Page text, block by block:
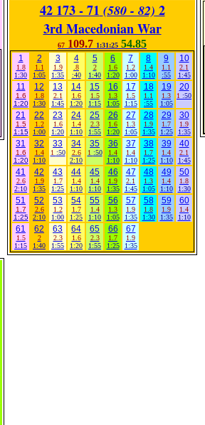
42 173 - 71 (580 - 82) 2
3rd Macedonian War
67 109.7 1:31:25 54.85
1
1.8
1:30
2
1.1
1:05
3
1.9
1:35
4
.8
:40
5
2
1:40
6
1.6
1:20
7
1.2
1:00
8
1.4
1:10
9
1.1
:55
10
2.1
1:45
11
1.6
1:20
12
1.8
1:30
13
2.1
1:45
14
1.6
1:20
15
1.5
1:15
16
1.3
1:05
17
1.5
1:15
18
1.1
:55
19
1.3
1:05
20
1 :50
21
1.5
1:15
22
1.2
1:00
23
1.6
1:20
24
1.4
1:10
25
2.3
1:55
26
1.6
1:20
27
1.3
1:05
28
1.9
1:35
29
1.7
1:25
30
1.9
1:35
31
1.6
1:20
32
1.4
1:10
33
1 :50
34
2.6
2:10
35
1 :50
36
1.4
1:10
37
1.4
1:10
38
1.7
1:25
39
1.4
1:10
40
2.1
1:45
41
2.6
2:10
42
1.9
1:35
43
1.7
1:25
44
1.4
1:10
45
1.4
1:10
46
1.9
1:35
47
2.1
1:45
48
1.3
1:05
49
1.4
1:10
50
1.8
1:30
51
1.7
1:25
52
2.6
2:10
53
1.2
1:00
54
1.7
1:25
55
1.4
1:10
56
1.3
1:05
57
1.9
1:35
58
1.8
1:30
59
1.9
1:35
60
1.4
1:10
61
1.5
1:15
62
2
1:40
63
2.3
1:55
64
1.6
1:20
65
2.3
1:55
66
1.7
1:25
67
1.9
1:35